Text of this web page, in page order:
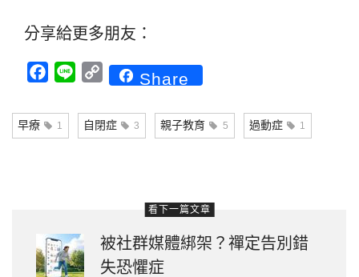
分享給更多朋友：
Facebook
Line CopyShare
早療 1 自閉症 3 親子教育 5 過動症 1
看下一篇文章
被社群媒體綁架？禪定告別錯
失恐懼症